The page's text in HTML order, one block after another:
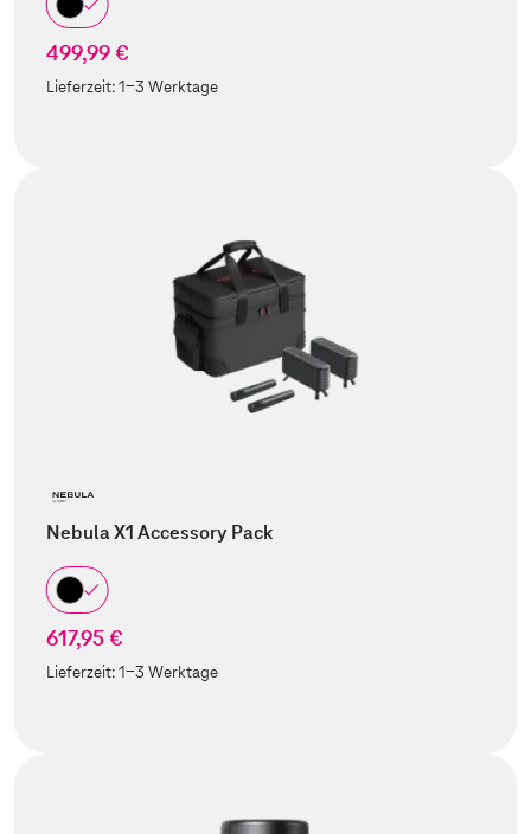
499,99 €
Lieferzeit:1-3 Werktage
Nebula X1 Accessory Pack
617,95 €
Lieferzeit:1-3 Werktage